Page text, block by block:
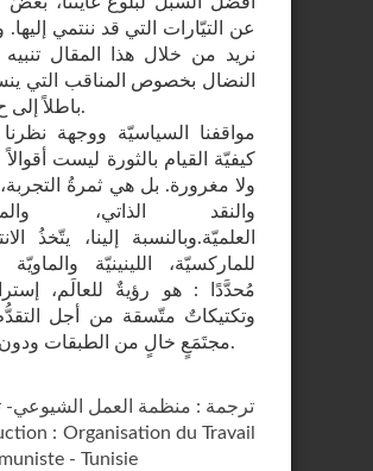
عن التيّارات التي قد ننتمي إليها.
نريد من خلال هذا المقال
النضال بخصوص المناقب التي
باطلاً إلى ح.ع.ك.
مواقفنا السياسيّة ووجهة
كيفيّة القيام بالثورة ليست أقوالاً
ولا مغرورة. بل هي ثمرةُ التجربة،
والنقد الذاتي،
العلميّة.وبالنسبة إلينا، يتّخذُ
للماركسيّة، اللينينيّة
مُحدَّدًا : هو رؤيةٌ للعالَم،
وتكتيكاتٌ متّسقة من أجل
مجتَمَعٍ خالٍ من الطبقات ودون دولَةٍ.
ترجمة : منظمة العمل الشيوعي-
: Organisation du Travail
- Tunisie